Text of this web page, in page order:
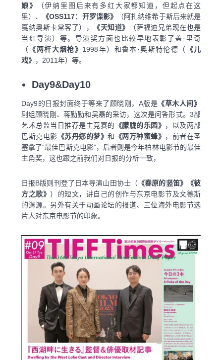
娘》
（伊纳里图后来有多红大家都知道，但起点在这
里）、
《OSS117：开罗谍影》
（阿扎纳维希于斯后来就是
戛纳奥斯卡常客了），
《天知道》
（萨福迪兄弟现在也是
当红导演）等。导演奖方面也比较早地表彰了盖·里奇
（ 《两杆大烟枪》 1998年）和鲁本·奥斯特伦德（
《儿
戏》 ，2011年）等。
Day9&Day10
Day9的日报封面终于等来了顾晓刚，A版是 《草木人间》
剧组顾晓刚、蒋勤勤和吴磊的采访，这次是问答形式。3部
艺术总监当日推荐是主竞赛的 《朦胧的乐园》 ，以及两部
巴斯克电影 《苏丹娜的梦》 和 《两万种蜜蜂》 ，前者在圣
塞拿了“最佳巴斯克电影”，后者则是今年柏林电影节的最佳
主角奖，这也跟之前我们对日报的分析一致，
日报B版则刊登了日本导演山田协士（ 《春原的竖笛》《彼
方之歌》 ）的短文，讲自己的创作与东京电影节及文德斯
的渊源。另外有关于动画论坛的报道、三位海外电影节选
片人对东京电影节的印象。